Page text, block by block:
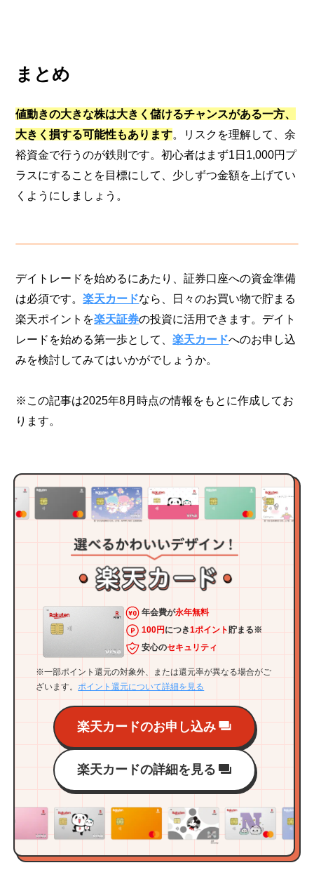
まとめ
値動きの大きな株は大きく儲けるチャンスがある一方、
大きく損する可能性もあります。リスクを理解して、余
裕資金で行うのが鉄則です。初心者はまず1日1,000円プ
ラスにすることを目標にして、少しずつ金額を上げてい
くようにしましょう。
デイトレードを始めるにあたり、証券口座への資金準備
は必須です。楽天カードなら、日々のお買い物で貯まる
楽天ポイントを楽天証券の投資に活用できます。デイト
レードを始める第一歩として、楽天カードへのお申し込
みを検討してみてはいかがでしょうか。
※この記事は2025年8月時点の情報をもとに作成してお
ります。
年会費が永年無料
100円 につき1ポイント貯まる※
安心のセキュリティ
※一部ポイント還元の対象外、または還元率が異なる場合がご
ざいます。ポイント還元について詳細を見る
楽天カードのお申し込み
楽天カードの詳細を見る